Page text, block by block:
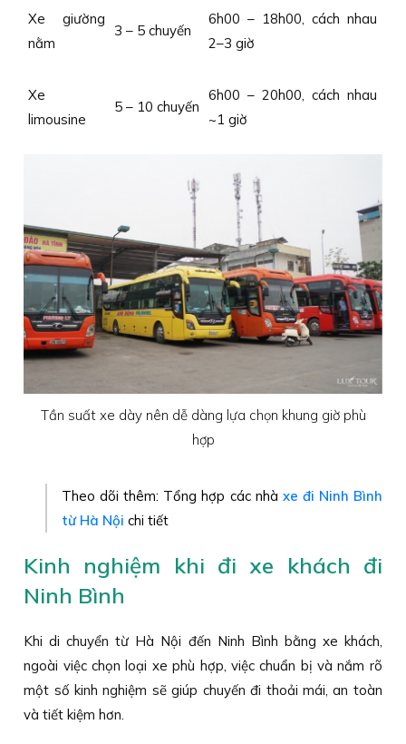
Xe giường
nằm
3 – 5 chuyến
6h00 – 18h00, cách nhau
2–3 giờ
Xe
limousine
5 – 10 chuyến
6h00 – 20h00, cách nhau
~1 giờ
Tần suất xe dày nên dễ dàng lựa chọn khung giờ phù
hợp
Theo dõi thêm: Tổng hợp các nhà xe đi Ninh Bình
từ Hà Nội chi tiết
Kinh nghiệm khi đi xe khách đi
Ninh Bình
Khi di chuyển từ Hà Nội đến Ninh Bình bằng xe khách,
ngoài việc chọn loại xe phù hợp, việc chuẩn bị và nắm rõ
một số kinh nghiệm sẽ giúp chuyến đi thoải mái, an toàn
và tiết kiệm hơn.